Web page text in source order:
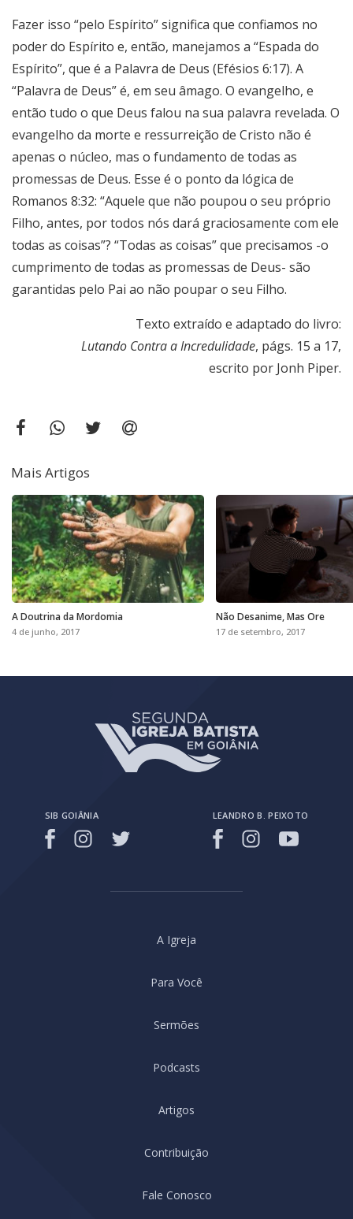
Fazer isso “pelo Espírito” significa que confiamos no
poder do Espírito e, então, manejamos a “Espada do
Espírito”, que é a Palavra de Deus (Efésios 6:17). A
“Palavra de Deus” é, em seu âmago. O evangelho, e
então tudo o que Deus falou na sua palavra revelada. O
evangelho da morte e ressurreição de Cristo não é
apenas o núcleo, mas o fundamento de todas as
promessas de Deus. Esse é o ponto da lógica de
Romanos 8:32: “Aquele que não poupou o seu próprio
Filho, antes, por todos nós dará graciosamente com ele
todas as coisas”? “Todas as coisas” que precisamos -o
cumprimento de todas as promessas de Deus- são
garantidas pelo Pai ao não poupar o seu Filho.
Texto extraído e adaptado do livro:
Lutando Contra a Incredulidade, págs. 15 a 17,
escrito por Jonh Piper.
Mais Artigos
A Doutrina da Mordomia
4 de junho, 2017
Não Desanime, Mas Ore
17 de setembro, 2017
SIB GOIÂNIA LEANDRO B. PEIXOTO
A Igreja
Para Você
Sermões
Podcasts
Artigos
Contribuição
Fale Conosco